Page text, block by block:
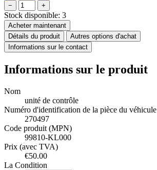
− +
Stock disponible: 3
Acheter maintenant
Détails du produit
Autres options d'achat
Informations sur le contact
Informations sur le produit
Nom
unité de contrôle
Numéro d'identification de la pièce du véhicule
270497
Code produit (MPN)
99810-KL000
Prix (avec TVA)
€50.00
La Condition